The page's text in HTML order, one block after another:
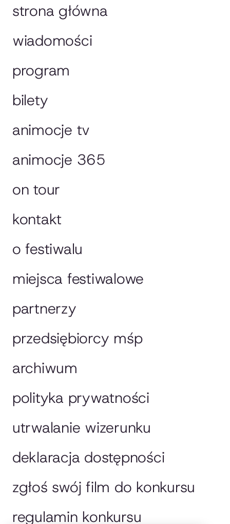
strona główna
wiadomości
program
bilety
animocje tv
animocje 365
on tour
kontakt
o festiwalu
miejsca festiwalowe
partnerzy
przedsiębiorcy mśp
archiwum
polityka prywatności
utrwalanie wizerunku
deklaracja dostępności
zgłoś swój film do konkursu
regulamin konkursu